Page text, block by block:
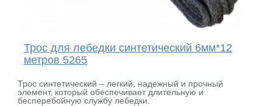
Трос для лебедки синтетический 6мм*12
метров 5265
Трос синтетический – легкий, надежный и прочный
элемент, который обеспечивает длительную и
бесперебойную службу лебедки.